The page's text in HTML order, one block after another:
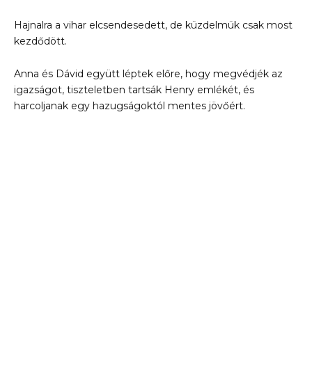
Hajnalra a vihar elcsendesedett, de küzdelmük csak most
kezdődött.
Anna és Dávid együtt léptek előre, hogy megvédjék az
igazságot, tiszteletben tartsák Henry emlékét, és
harcoljanak egy hazugságoktól mentes jövőért.